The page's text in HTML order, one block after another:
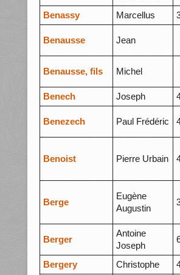
Benassy Marcellus
Benausse Jean
Benausse, fils Michel
Benech
Joseph
Benezech Paul Frédéric
Benoist Pierre Urbain
Berge
Eugène
Augustin
Berger
Antoine
Joseph
Bergery
Christophe